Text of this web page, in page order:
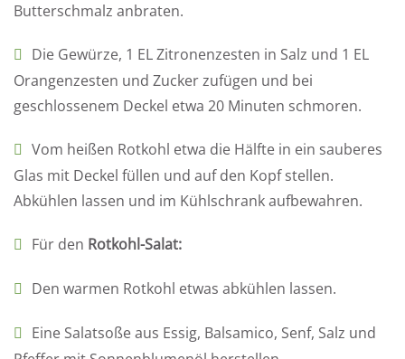
Butterschmalz anbraten.
Die Gewürze, 1 EL Zitronenzesten in Salz und 1 EL
Orangenzesten und Zucker zufügen und bei
geschlossenem Deckel etwa 20 Minuten schmoren.
Vom heißen Rotkohl etwa die Hälfte in ein sauberes
Glas mit Deckel füllen und auf den Kopf stellen.
Abkühlen lassen und im Kühlschrank aufbewahren.
Für den Rotkohl-Salat:
Den warmen Rotkohl etwas abkühlen lassen.
Eine Salatsoße aus Essig, Balsamico, Senf, Salz und